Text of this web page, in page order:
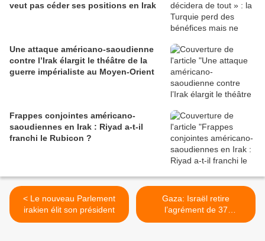
veut pas céder ses positions en Irak
Une attaque américano-saoudienne
contre l’Irak élargit le théâtre de la
guerre impérialiste au Moyen-Orient
Frappes conjointes américano-
saoudiennes en Irak : Riyad a-t-il
franchi le Rubicon ?
< Le nouveau Parlement
irakien élit son président
Gaza: Israël retire
l’agrément de 37
organisations